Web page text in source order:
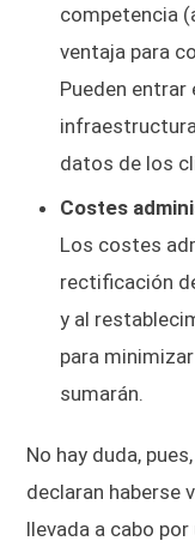
competencia
ventaja para
Pueden
datos de los
Costes
Los costes
rectificación
y al
para
sumarán.
No hay duda,
declaran haberse
llevada a cabo